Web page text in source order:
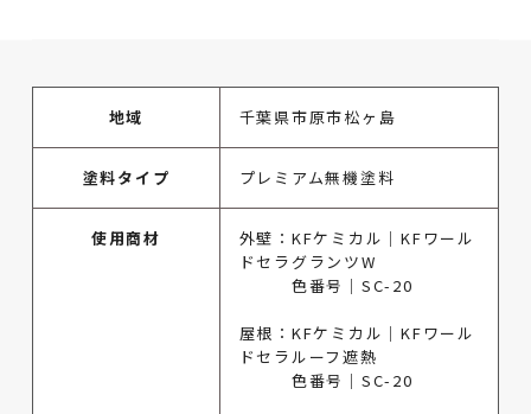
地域 千葉県市原市松ヶ島
塗料タイプ プレミアム無機塗料
使用商材
外壁：KFケミカル｜KFワール
ドセラグランツW
色番号｜SC-20
屋根：KFケミカル｜KFワール
ドセラルーフ遮熱
色番号｜SC-20